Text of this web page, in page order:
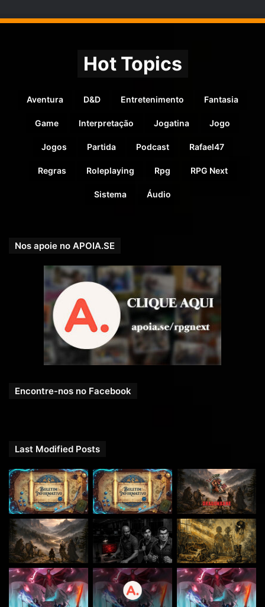
Nossa parceira! Editora CHA – Livros e Sistemas Nacionais
https://editoracha.com.br/loja
pessoas para conversar e trocar umas ideias sobre os
Bar da Barda
Com a participação de:
Vinicius Watzl , Jogador e Game Master.
Edição por: Vinicius Watzl
Heitor Fraga
Uma produçãoRPG Next.
Hot Topics
Aventura D&D Entretenimento Fantasia
Game Interpretação Jogatina Jogo
Jogos Partida Podcast Rafael47
Regras Roleplaying Rpg RPG Next
Sistema Áudio
Nos apoie no APOIA.SE
Encontre-nos no Facebook
Last Modified Posts